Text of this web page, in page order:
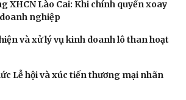
XHCN Lào Cai: Khi chính quyền xoay
nghiệp
và xử lý vụ kinh doanh lô than hoạt
Lễ hội và xúc tiến thương mại nhãn